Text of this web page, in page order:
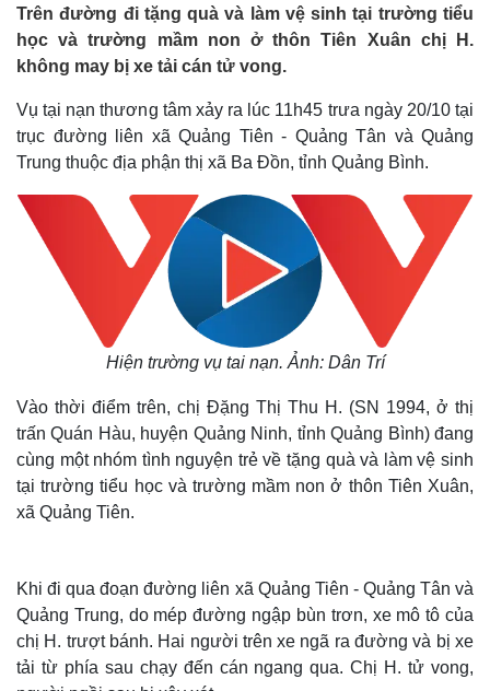
Việc làm
Biển đảo
Trên đường đi tặng quà và làm vệ sinh tại trường tiểu
học và trường mầm non ở thôn Tiên Xuân chị H.
không may bị xe tải cán tử vong.
Vụ tại nạn thương tâm xảy ra lúc 11h45 trưa ngày 20/10 tại
trục đường liên xã Quảng Tiên - Quảng Tân và Quảng
Trung thuộc địa phận thị xã Ba Đồn, tỉnh Quảng Bình.
Hiện trường vụ tai nạn. Ảnh: Dân Trí
Vào thời điểm trên, chị Đặng Thị Thu H. (SN 1994, ở thị
trấn Quán Hàu, huyện Quảng Ninh, tỉnh Quảng Bình) đang
cùng một nhóm tình nguyện trẻ về tặng quà và làm vệ sinh
tại trường tiểu học và trường mầm non ở thôn Tiên Xuân,
xã Quảng Tiên.
Khi đi qua đoạn đường liên xã Quảng Tiên - Quảng Tân và
Quảng Trung, do mép đường ngập bùn trơn, xe mô tô của
chị H. trượt bánh. Hai người trên xe ngã ra đường và bị xe
tải từ phía sau chạy đến cán ngang qua. Chị H. tử vong,